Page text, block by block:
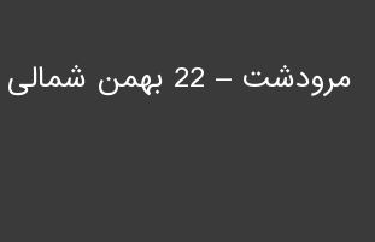
مرودشت – 22 بهمن شمالی